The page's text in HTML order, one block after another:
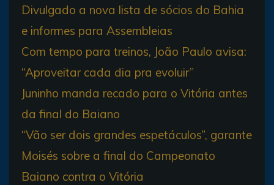
Divulgado a nova lista de sócios do Bahia
e informes para Assembleias
Com tempo para treinos, João Paulo avisa:
“Aproveitar cada dia pra evoluir”
Juninho manda recado para o Vitória antes
da final do Baiano
“Vão ser dois grandes espetáculos”, garante
Moisés sobre a final do Campeonato
Baiano contra o Vitória